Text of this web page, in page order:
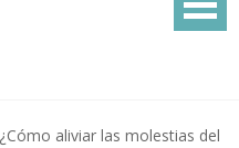
¿Cómo aliviar las molestias del